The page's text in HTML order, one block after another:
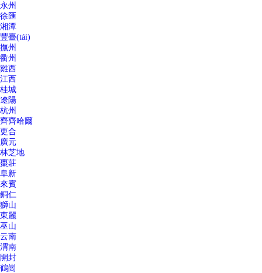
永州
徐匯
湘潭
豐臺(tái)
撫州
衢州
雞西
江西
桂城
遼陽
杭州
齊齊哈爾
更合
廣元
林芝地
棗莊
阜新
來賓
銅仁
獅山
東麗
巫山
云南
渭南
開封
鶴崗